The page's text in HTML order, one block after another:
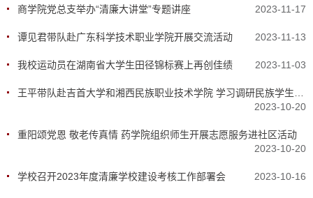
商学院党总支举办“清廉大讲堂”专题讲座 2023-11-17
谭见君带队赴广东科学技术职业学院开展交流活动 2023-11-13
我校运动员在湖南省大学生田径锦标赛上再创佳绩 2023-11-03
王平带队赴吉首大学和湘西民族职业技术学院 学习调研民族学生教育管理工作
2023-10-20
重阳颂党恩 敬老传真情 药学院组织师生开展志愿服务进社区活动
2023-10-20
学校召开2023年度清廉学校建设考核工作部署会 2023-10-16